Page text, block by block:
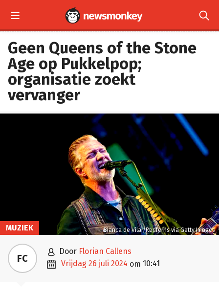
 
Geen Queens of the Stone
Age op Pukkelpop;
organisatie zoekt
vervanger
Bianca de Vilar/Redferns via Getty Images
MUZIEK
FC  door Florian Callens
 vrijdag 26 juli 2024 om 10:41